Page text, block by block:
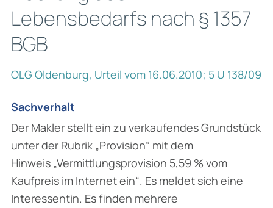
Lebensbedarfs nach § 1357
BGB
OLG Oldenburg, Urteil vom 16.06.2010; 5 U 138/09
Sachverhalt
Der Makler stellt ein zu verkaufendes Grundstück
unter der Rubrik „Provision“ mit dem
Hinweis „Vermittlungsprovision 5,59 % vom
Kaufpreis im Internet ein“. Es meldet sich eine
Interessentin. Es finden mehrere